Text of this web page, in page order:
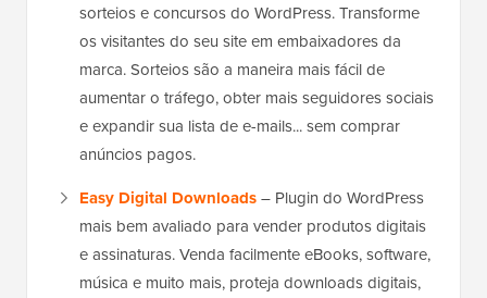
sorteios e concursos do WordPress. Transforme
os visitantes do seu site em embaixadores da
marca. Sorteios são a maneira mais fácil de
aumentar o tráfego, obter mais seguidores sociais
e expandir sua lista de e-mails... sem comprar
anúncios pagos.
Easy Digital Downloads– Plugin do WordPress
mais bem avaliado para vender produtos digitais
e assinaturas. Venda facilmente eBooks, software,
música e muito mais, proteja downloads digitais,